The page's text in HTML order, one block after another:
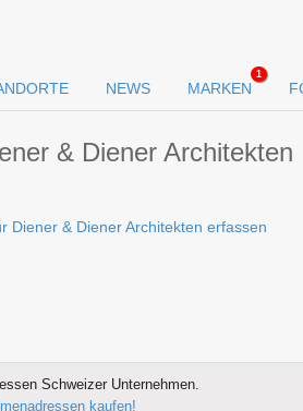
NEWS MARKEN
1
& Diener Architekten
Diener & Diener Architekten erfassen
Schweizer Unternehmen.
kaufen!